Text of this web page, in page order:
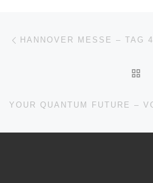
Beitragsnavigation
HANNOVER MESSE – TAG 4